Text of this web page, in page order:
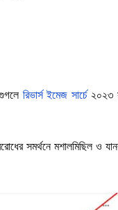
রিভার্স ইমেজ সার্চে২০২৩
সমর্থনে মশালমিছিল ও